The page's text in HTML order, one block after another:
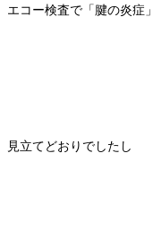
エコー検査で「腱の炎症
見立てどおりでしたし